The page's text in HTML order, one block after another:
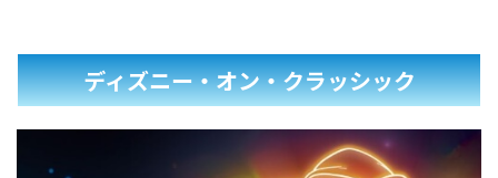
ディズニー・オン・クラッシック